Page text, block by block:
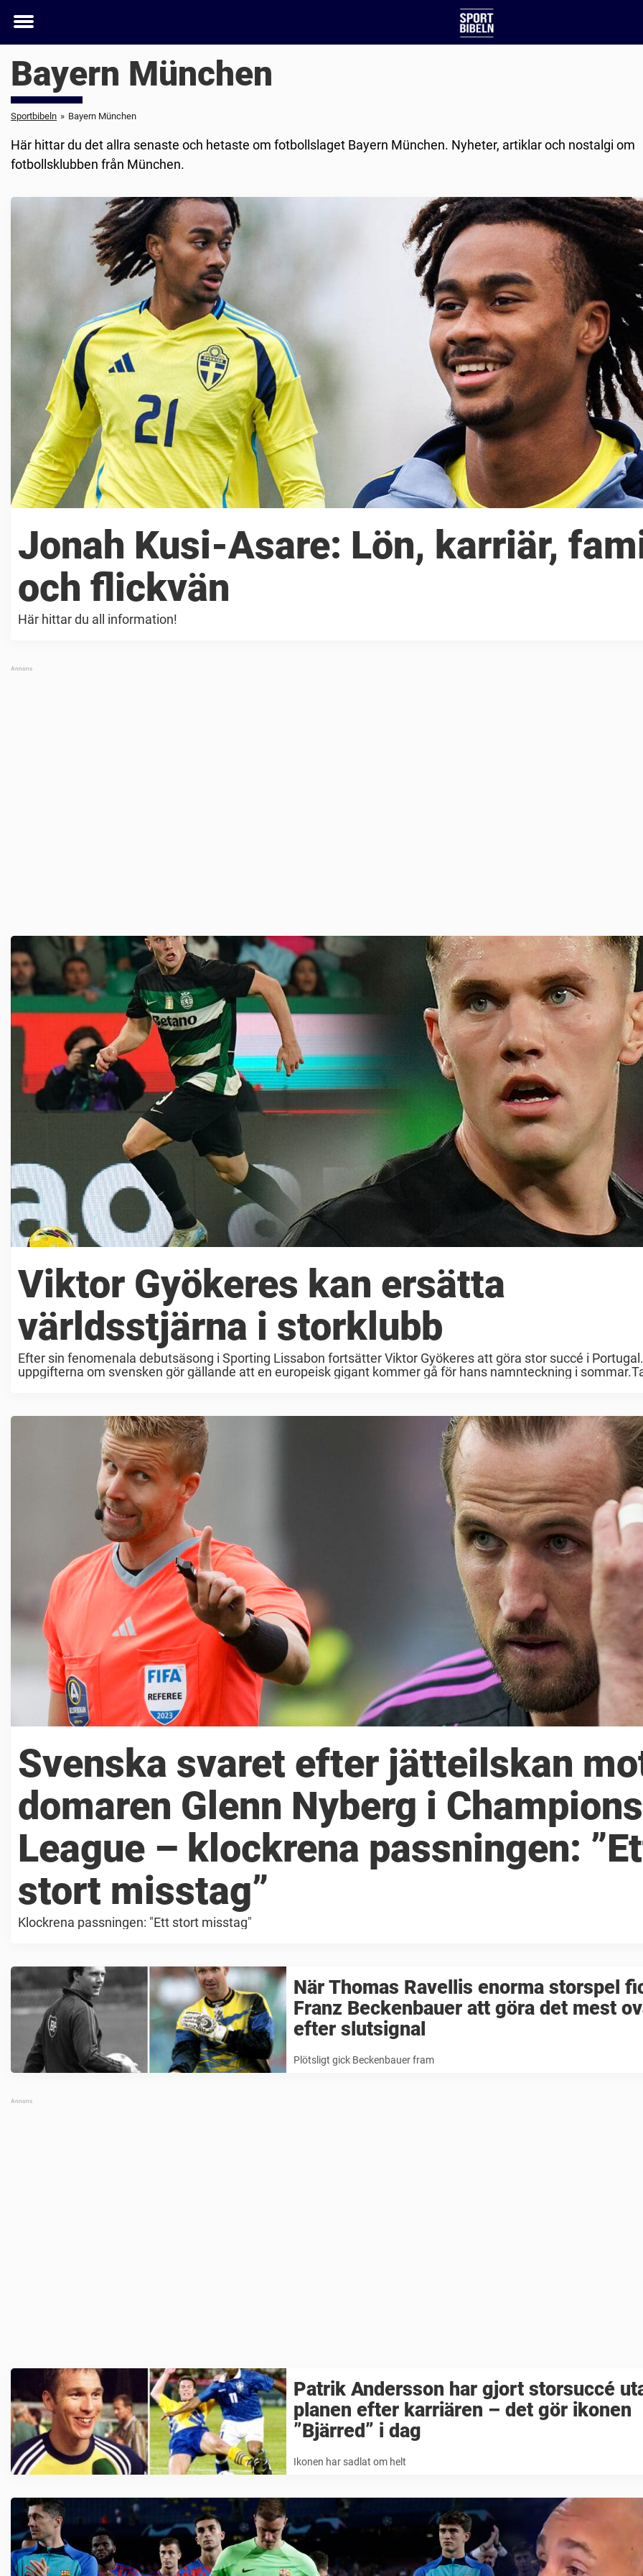
Toggle
Bayern München
Sportbibeln » Bayern München
Här hittar du det allra senaste och hetaste om fotbollslaget Bayern München. Nyheter, artiklar och nostalgi om
fotbollsklubben från München.
Jonah Kusi-Asare: Lön, karriär,
och flickvän
Här hittar du all information!
Viktor Gyökeres kan ersätta
världsstjärna i storklubb
Efter sin fenomenala debutsäsong i Sporting Lissabon fortsätter Viktor Gyökeres att göra stor succé i
uppgifterna om svensken gör gällande att en europeisk gigant kommer gå för hans namnteckning i
Svenska svaret efter jätteilskan
domaren Glenn Nyberg i Champions
League – klockrena passningen:
stort misstag”
Klockrena passningen: "Ett stort misstag"
När Thomas Ravellis enorma storspel
Franz Beckenbauer att göra det mest
efter slutsignal
Plötsligt gick Beckenbauer fram
Patrik Andersson har gjort storsuccé
planen efter karriären – det gör ikonen
”Bjärred” i dag
Ikonen har sadlat om helt